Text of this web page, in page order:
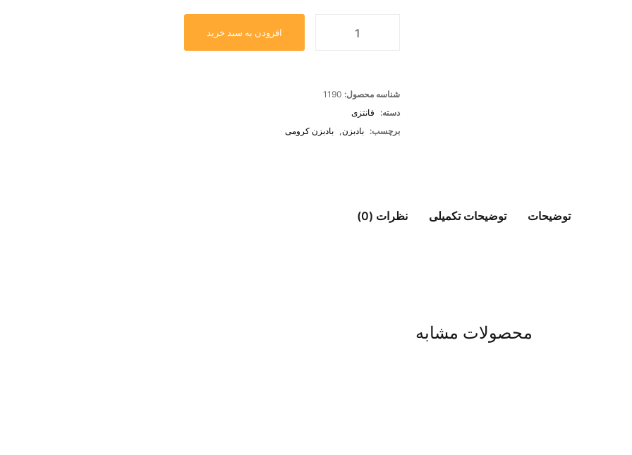
افزودن به سبد خرید
شناسه محصول: 1190
دسته:
فانتزی
برچسب: بادبزن بادبزن کرومی
توضیحات توضیحات تکمیلی نظرات (0)
محصولات مشابه